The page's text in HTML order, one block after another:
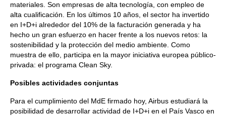
materiales. Son empresas de alta tecnología, con empleo de
alta cualificación. En los últimos 10 años, el sector ha invertido
en I+D+i alrededor del 10% de la facturación generada y ha
hecho un gran esfuerzo en hacer frente a los nuevos retos: la
sostenibilidad y la protección del medio ambiente. Como
muestra de ello, participa en la mayor iniciativa europea público-
privada: el programa Clean Sky.
Posibles actividades conjuntas
Para el cumplimiento del MdE firmado hoy, Airbus estudiará la
posibilidad de desarrollar actividad de I+D+i en el País Vasco en